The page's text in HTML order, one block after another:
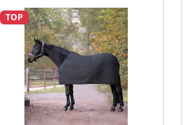
TOP